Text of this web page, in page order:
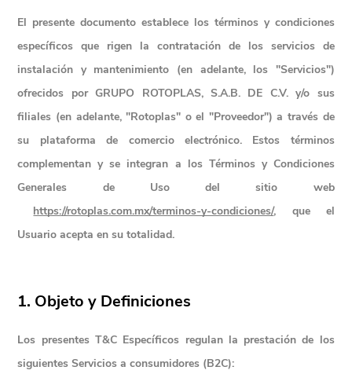
El presente documento establece los términos y condiciones
específicos que rigen la contratación de los servicios de
instalación y mantenimiento (en adelante, los "Servicios")
ofrecidos por GRUPO ROTOPLAS, S.A.B. DE C.V. y/o sus
filiales (en adelante, "Rotoplas" o el "Proveedor") a través de
su plataforma de comercio electrónico. Estos términos
complementan y se integran a los Términos y Condiciones
Generales de Uso del sitio web
https://rotoplas.com.mx/terminos-y-condiciones/, que el
Usuario acepta en su totalidad.
1. Objeto y Definiciones
Los presentes T&C Específicos regulan la prestación de los
siguientes Servicios a consumidores (B2C):